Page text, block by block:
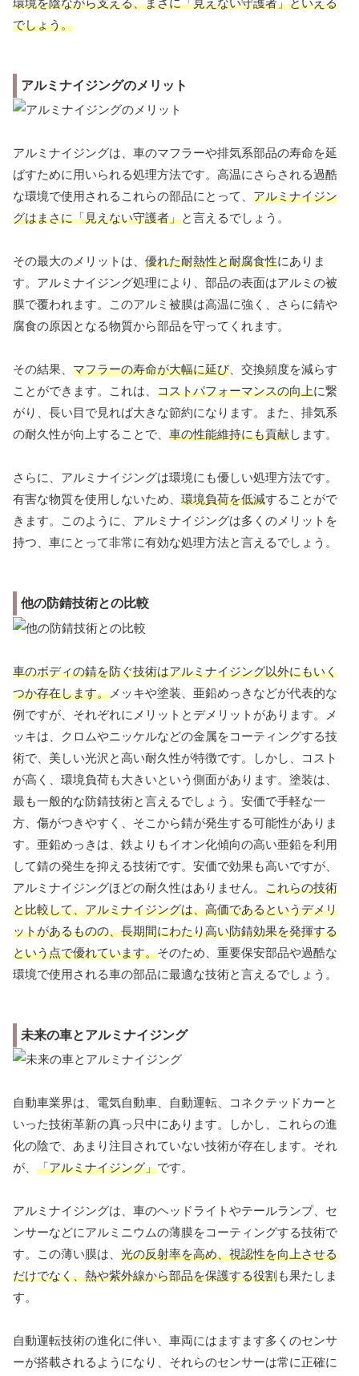
でしょう。
アルミナイジングのメリット
アルミナイジングは、車のマフラーや排気系部品の寿命を延
ばすために用いられる処理方法です。高温にさらされる過酷
な環境で使用されるこれらの部品にとって、 アルミナイジン
グはまさに「見えない守護者」と言えるでしょう。
その最大のメリットは、 優れた耐熱性と耐腐食性にありま
す。アルミナイジング処理により、部品の表面はアルミの被
膜で覆われます。このアルミ被膜は高温に強く、さらに錆や
腐食の原因となる物質から部品を守ってくれます。
その結果、 マフラーの寿命が大幅に延び 、交換頻度を減らす
ことができます。これは、 コストパフォーマンスの向上に繋
がり、長い目で見れば大きな節約になります。また、排気系
の耐久性が向上することで、 車の性能維持にも貢献します。
さらに、アルミナイジングは環境にも優しい処理方法です。
有害な物質を使用しないため、 環境負荷を低減することがで
きます。このように、アルミナイジングは多くのメリットを
持つ、車にとって非常に有効な処理方法と言えるでしょう。
他の防錆技術との比較
車のボディの錆を防ぐ技術はアルミナイジング以外にもいく
つか存在します。 メッキや塗装、亜鉛めっきなどが代表的な
例ですが、それぞれにメリットとデメリットがあります。メ
ッキは、クロムやニッケルなどの金属をコーティングする技
術で、美しい光沢と高い耐久性が特徴です。しかし、コスト
が高く、環境負荷も大きいという側面があります。塗装は、
最も一般的な防錆技術と言えるでしょう。安価で手軽な一
方、傷がつきやすく、そこから錆が発生する可能性がありま
す。亜鉛めっきは、鉄よりもイオン化傾向の高い亜鉛を利用
して錆の発生を抑える技術です。安価で効果も高いですが、
アルミナイジングほどの耐久性はありません。 これらの技術
と比較して、アルミナイジングは、高価であるというデメリ
ットがあるものの、長期間にわたり高い防錆効果を発揮する
という点で優れています。そのため、重要保安部品や過酷な
環境で使用される車の部品に最適な技術と言えるでしょう。
未来の車とアルミナイジング
自動車業界は、電気自動車、自動運転、コネクテッドカーと
いった技術革新の真っ只中にあります。しかし、これらの進
化の陰で、あまり注目されていない技術が存在します。それ
が、 「アルミナイジング」です。
アルミナイジングは、車のヘッドライトやテールランプ、セ
ンサーなどにアルミニウムの薄膜をコーティングする技術で
す。この薄い膜は、 光の反射率を高め、視認性を向上させる
だけでなく、熱や紫外線から部品を保護する役割も果たしま
す。
自動運転技術の進化に伴い、車両にはますます多くのセンサ
ーが搭載されるようになり、それらのセンサーは常に正確に